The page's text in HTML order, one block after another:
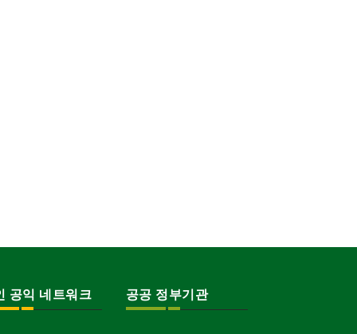
공익 네트워크 공공 정부기관